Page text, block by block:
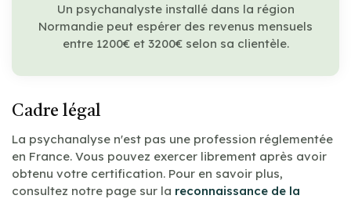
Un psychanalyste installé dans la région
Normandie peut espérer des revenus mensuels
entre 1200€ et 3200€ selon sa clientèle.
Cadre légal
La psychanalyse n'est pas une profession réglementée
en France. Vous pouvez exercer librement après avoir
obtenu votre certification. Pour en savoir plus,
consultez notre page sur la reconnaissance de la